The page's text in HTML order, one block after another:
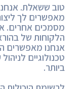
טוב ששאלת.
מאפשרים לך
מסמכים אחרים.
הלקוחות של
אנחנו מאפשרים
טכנולוגיים
ביותר.